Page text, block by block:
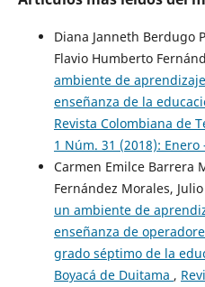
Diana Janneth Berdugo
Flavio Humberto
ambiente de
enseñanza de la
Revista Colombiana de
1 Núm. 31 (2018): Enero
Carmen Emilce Barrera
Fernández Morales,
un ambiente de
enseñanza de
grado séptimo de la
Boyacá de Duitama ,